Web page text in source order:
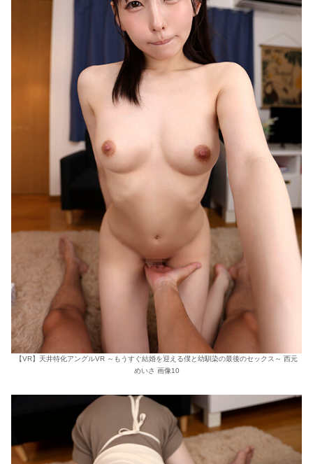
【VR】天井特化アングルVR ～もうすぐ結婚を迎える僕と幼馴染の最後のセックス～ 西元
めいさ 画像10